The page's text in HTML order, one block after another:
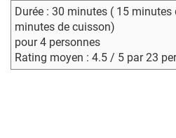
Durée : 30 minutes ( 15 minutes
minutes de cuisson)
pour 4 personnes
Rating moyen : 4.5 / 5 par 23